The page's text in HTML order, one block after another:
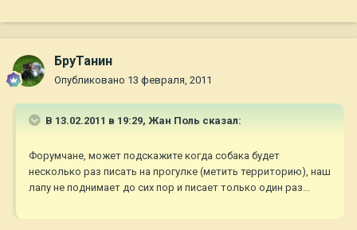
БруТанин
Опубликовано 13 февраля, 2011
В 13.02.2011 в 19:29, Жан Поль сказал:
Форумчане, может подскажите когда собака будет
несколько раз писать на прогулке (метить территорию), наш
лапу не поднимает до сих пор и писает только один раз...